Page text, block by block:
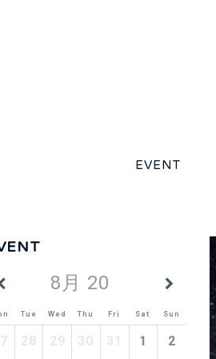
EVENT
8月 2026
Tue Wed Thu Fri Sat Sun
1 2